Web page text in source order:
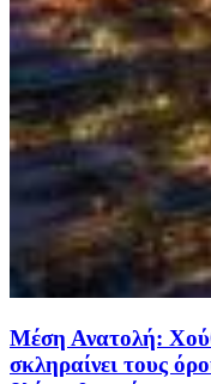
Μέση Ανατολή:
σκληραίνει τους